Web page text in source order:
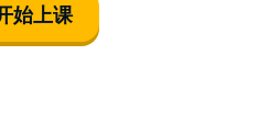
始上课